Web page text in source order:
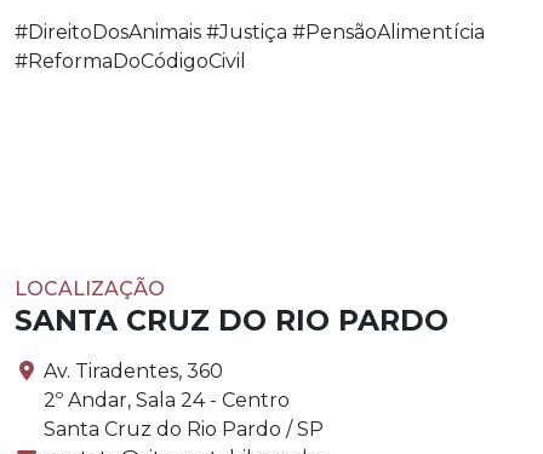
#DireitoDosAnimais #Justiça #PensãoAlimentícia
#ReformaDoCódigoCivil
LOCALIZAÇÃO
SANTA CRUZ DO RIO PARDO
Av. Tiradentes, 360
2º Andar, Sala 24 - Centro
Santa Cruz do Rio Pardo / SP